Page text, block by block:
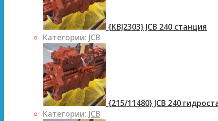
{KBJ2303} JCB 240 станция
Категории: JCB
{215/11480} JCB 240
Категории: JCB